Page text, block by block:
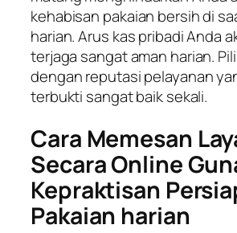
kehabisan pakaian bersih di
harian. Arus kas pribadi Anda
terjaga sangat aman harian.
dengan reputasi pelayanan
terbukti sangat baik sekali.
Cara Memesan
Secara Online
Kepraktisan
Pakaian harian